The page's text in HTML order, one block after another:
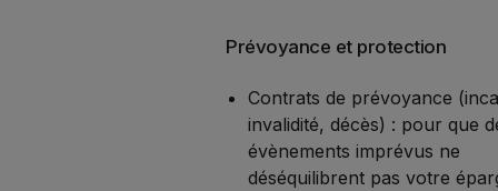
Prévoyance et protection
Contrats de prévoyance
invalidité, décès) : pour que
évènements imprévus ne
déséquilibrent pas votre